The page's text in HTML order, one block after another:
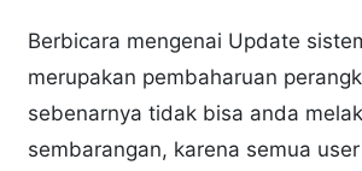
Berbicara mengenai Update
merupakan pembaharuan
sebenarnya tidak bisa anda
sembarangan, karena semua